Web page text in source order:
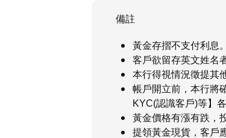
備註
黃金存摺不支付利息。
客戶欲留存英文姓名
本行得視情況徵提其
帳戶開立前，本行將
KYC(認識客戶)等】各
黃金價格有漲有跌，
提領黃金現貨，客戶